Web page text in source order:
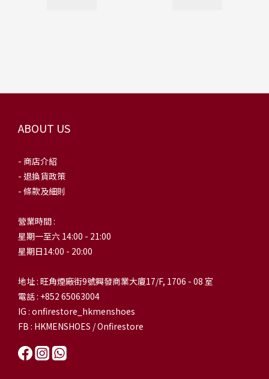
ABOUT US
- 商店介紹
- 退換貨政策
- 條款及細則
營業時間 :
星期一至六 14:00 - 21:00
星期日14:00 - 20:00
地址 : 旺角煙廠街9號興發商業大廈17/F, 1706 - 08 室
電話 : +852 65063004
IG : onfirestore_hkmenshoes
FB : HKMENSHOES / Onfirestore